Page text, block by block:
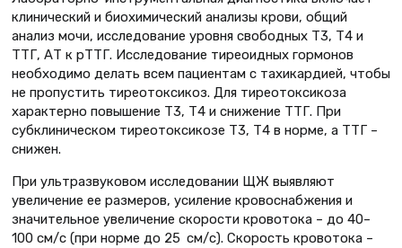
клинический и биохимический анализы крови, общий
анализ мочи, исследование уровня свободных Т3, Т4 и
ТТГ, АТ к рТТГ. Исследование тиреоидных гормонов
необходимо делать всем пациентам с тахикардией, чтобы
не пропустить тиреотоксикоз. Для тиреотоксикоза
характерно повышение Т3, Т4 и снижение ТТГ. При
субклиническом тиреотоксикозе Т3, Т4 в норме, а ТТГ –
снижен.
При ультразвуковом исследовании ЩЖ выявляют
увеличение ее размеров, усиление крово­снабжения и
значительное увеличение скорости кровотока – до 40–
100 см/с (при норме до 25 см/с). Скорость кровотока –